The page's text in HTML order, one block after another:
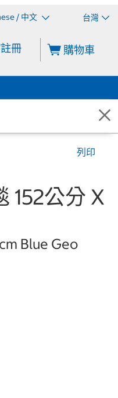
/ 中文 台灣
冊 購物車
列印
152公分 X
Blue Geo